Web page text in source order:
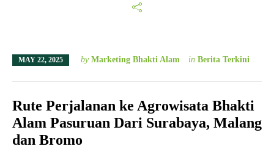
MAY 22, 2025 by Marketing Bhakti Alam in Berita Terkini
Rute Perjalanan ke Agrowisata Bhakti
Alam Pasuruan Dari Surabaya, Malang
dan Bromo